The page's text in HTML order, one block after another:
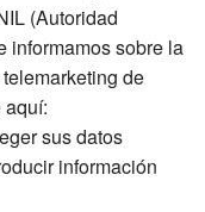
(Autoridad
informamos sobre la
de
aquí:
sus datos
información